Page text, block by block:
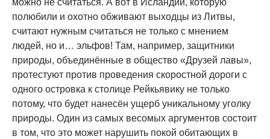
можно не считаться. А вот в Исландии, которую
полюбили и охотно обживают выходцы из Литвы,
считают нужным считаться не только с мнением
людей, но и… эльфов! Там, например, защитники
природы, объединённые в общество «Друзей лавы»,
протестуют против проведения скоростной дороги с
одного островка к столице Рейкьявику не только
потому, что будет нанесён ущерб уникальному уголку
природы. Один из самых весомых аргументов состоит
в том, что это может нарушить покой обитающих в